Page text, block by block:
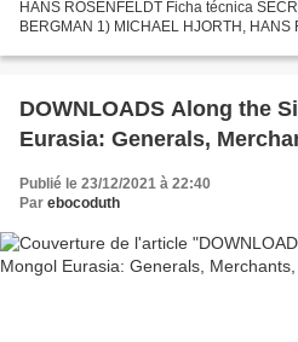
HANS ROSENFELDT Ficha técnica
BERGMAN 1) MICHAEL HJORTH,
9788408155164...
DOWNLOADS Along the
Eurasia: Generals,
Publié le 23/12/2021 à 22:40
Par ebocoduth